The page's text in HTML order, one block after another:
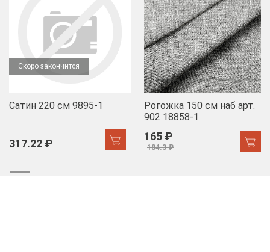
Скоро закончится
Сатин 220 см 9895-1
317.22 ₽
Рогожка 150 см наб арт.
902 18858-1
165 ₽
184.3 ₽